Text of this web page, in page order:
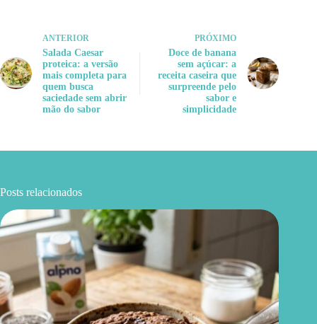
ANTERIOR
Salada Caesar
proteica: a versão
mais completa para
quem busca
saciedade sem abrir
mão do sabor
PRÓXIMO
Doce de banana
sem açúcar: a
receita caseira que
surpreende pelo
sabor e
simplicidade
Posts relacionados